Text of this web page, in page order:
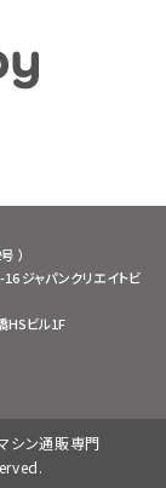
）
ジャパンクリエイトビ
HSビル1F
シン通販専門